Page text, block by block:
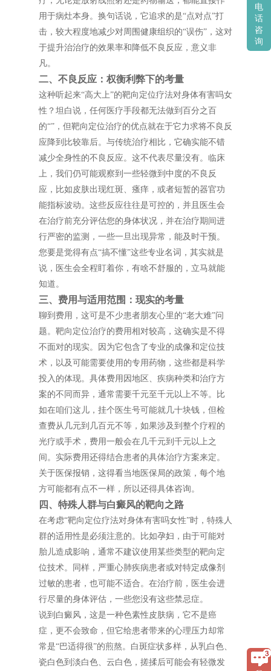
用于病灶本身。换句话说，它追求的是“点对点”打
击，较大程度地减少对周围健康组织的“误伤”，这对
于提升治治疗的效果率和降低不良反应，意义非
凡。
二、不良反应：权衡利弊下的考量
这种听起来“高大上”的靶向定位疗法对身体有害吗女
性？坦白说，任何医疗手段都无法做到百分之百
的“”，但靶向定位治疗的优点就在于它力求将不良反
应降到比较靠后。与传统治疗相比，它确实能不错
减少全身性的不良反应。这不代表尽量没有。临床
上，我们仍可能观察到一些轻微到中度的不良反
应，比如皮肤出现红斑、瘙痒，或者短暂的器官功
能指标波动。这些反应往往是可控的，并且医生会
在治疗前充分评估您的身体状况，并在治疗期间进
行严密的监测，一些一旦出现异常，能及时干预。
您要是觉得有点“搞不懂”这些专业名词，其实就是
说，医生会全程盯着你，有啥不舒服的，立马就能
知道。
三、费用与适用范围：现实的考量
聊到费用，这可是不少患者朋友心里的“老大难”问
题。靶向定位治疗的费用相对较高，这确实是不得
不面对的现实。因为它包含了专业的成像和定位技
术，以及可能需要使用的专用药物，这些都是科学
投入的体现。具体费用因地区、疾病种类和治疗方
案的不同而异，通常需要千元至千元以上不等。比
如在咱们这儿，挂个医生号可能就几十块钱，但检
查费从几元到几百元不等，如果涉及到整个疗程的
光疗或手术，费用一般会在几千元到千元以上之
间。实际费用还得结合患者的具体治疗方案来定。
关于医保报销，这得看当地医保局的政策，每个地
方可能都有点不一样，所以还得具体咨询。
四、特殊人群与白癜风的靶向之路
在考虑“靶向定位疗法对身体有害吗女性”时，特殊人
群的适用性是必须注意的。比如孕妇，由于可能对
胎儿造成影响，通常不建议使用某些类型的靶向定
位技术。同样，严重心肺疾病患者或对特定成像剂
过敏的患者，也可能不适合。在治疗前，医生会进
行尽量的身体评估，一些您没有这些禁忌症。
说到白癜风，这是一种色素性皮肤病，它不是癌
症，更不会致命，但它给患者带来的心理压力却常
常是“巴适得很”的煎熬。白斑症状多样，从乳白色、
瓷白色到淡白色、云白色，搓揉后可能会有轻微发
电
话
咨
询